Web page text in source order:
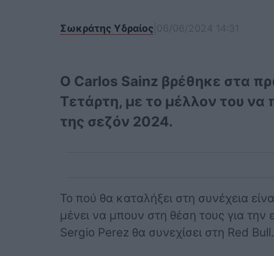
Σωκράτης Υδραίος
Ο Carlos Sainz βρέθηκε στα
Τετάρτη, με το μέλλον του να
της σεζόν 2024.
Το πού θα καταλήξει στη συνέχεια
μένει να μπουν στη θέση τους για την
Sergio Perez θα συνεχίσει στη Red Bull.